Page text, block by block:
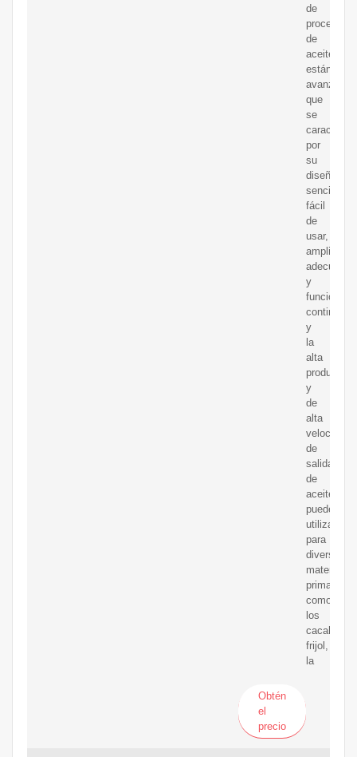
de
de
aceite
están
que
se
caracteriza
por
su
diseño
sencillo,
fácil
de
usar,
amplia
y
continuo;
y
la
alta
y
de
alta
velocidad
de
salida
de
pueden
utilizarse
para
diversas
materias
primas,
como
los
frijol,
la
Obtén
el
precio